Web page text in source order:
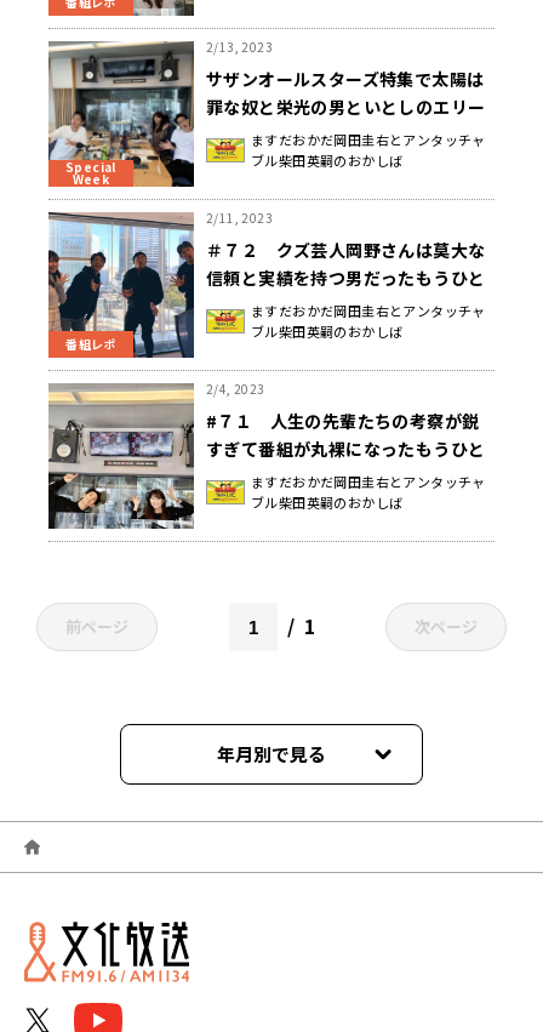
Special
Week
2/13, 2023
サザンオールスターズ特集で太陽は
罪な奴と栄光の男といとしのエリー
でお送りするもうひとつの土曜日
ますだおかだ岡田圭右とアンタッチャ
ブル柴田英嗣のおかしば
番組レポ
2/11, 2023
＃７２ クズ芸人岡野さんは莫大な
信頼と実績を持つ男だったもうひと
つの土曜日ますだおかだ岡田圭右とアンタッチャ
ブル柴田英嗣のおかしば
2/4, 2023
#７１ 人生の先輩たちの考察が鋭
すぎて番組が丸裸になったもうひと
つの土曜日ますだおかだ岡田圭右とアンタッチャ
ブル柴田英嗣のおかしば
前ページ 1 次ページ
年月別で見る
2026年04月
2026年03月
2026年02月